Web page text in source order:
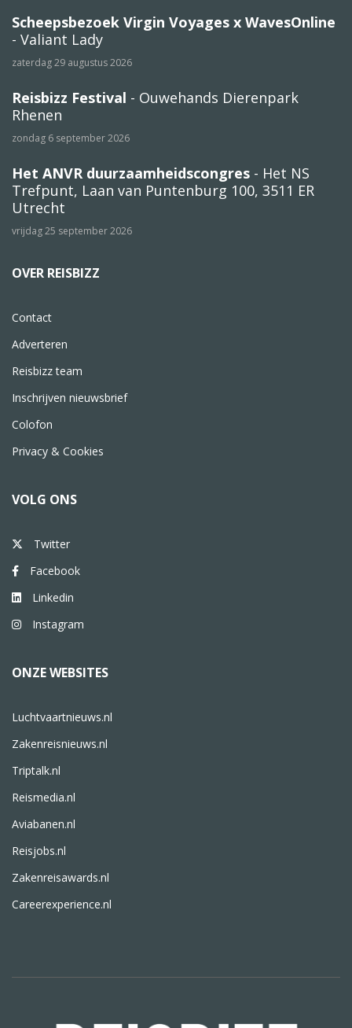
Scheepsbezoek Virgin Voyages x WavesOnline
- Valiant Lady
zaterdag 29 augustus 2026
Reisbizz Festival - Ouwehands Dierenpark
Rhenen
zondag 6 september 2026
Het ANVR duurzaamheidscongres - Het NS
Trefpunt, Laan van Puntenburg 100, 3511 ER
Utrecht
vrijdag 25 september 2026
OVER REISBIZZ
Contact
Adverteren
Reisbizz team
Inschrijven nieuwsbrief
Colofon
Privacy & Cookies
VOLG ONS
Twitter
Facebook
Linkedin
Instagram
ONZE WEBSITES
Luchtvaartnieuws.nl
Zakenreisnieuws.nl
Triptalk.nl
Reismedia.nl
Aviabanen.nl
Reisjobs.nl
Zakenreisawards.nl
Careerexperience.nl